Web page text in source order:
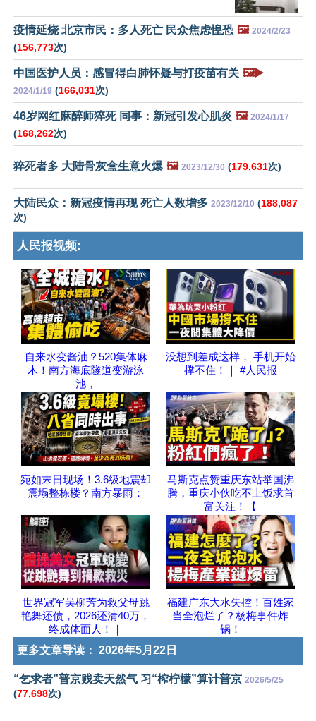
疫情延烧 北京市民：多人死亡 民众焦虑惶恐 🖼️ 2024/2/23
(156,773次)
中国医护人员：感冒得白肺怀疑与打疫苗有关 🖼️▶️
2024/1/19 (166,031次)
46岁网红麻醉师猝死 同事：新冠引发心肌炎 🖼️ 2024/1/17
(168,262次)
猝死者多 大陆骨灰盒生意火爆 🖼️ 2023/12/30 (179,631次)
大陆民众：新冠疫情再现 死亡人数增多 2023/12/10 (188,087
次)
人民报视频:
自来水变酱油？520集体麻
木！南方海底隧道变游泳
池，
没想到差成这样， 手机开始
撑不住！｜ #人民报
宛如末日现场！3.6级地震却
震塌整栋楼？南方暴雨：
马斯克点赞重庆东站举国沸
腾，重庆小伙吃不上饭求首
富关注！【
世界冠军吴柳芳为救父母跳
艳舞还债，2026还清40万，
终成体面人！｜
福建广东大水失控！百姓家
当全泡烂了？杨梅事件炸
锅！
更多文章导读： 2026年5月22日
“乞求者”普京贱卖天然气 习“榨柠檬”算计普京 2026/5/25
(77,698次)